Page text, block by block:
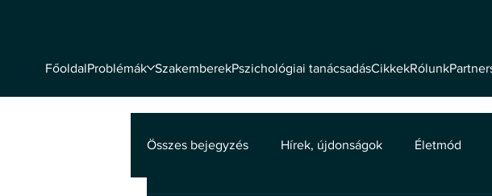
FőoldalProblémák SzakemberekPszichológiai tanácsadásCikkekRólunk
Összes bejegyzés Hírek, újdonságok Életmód